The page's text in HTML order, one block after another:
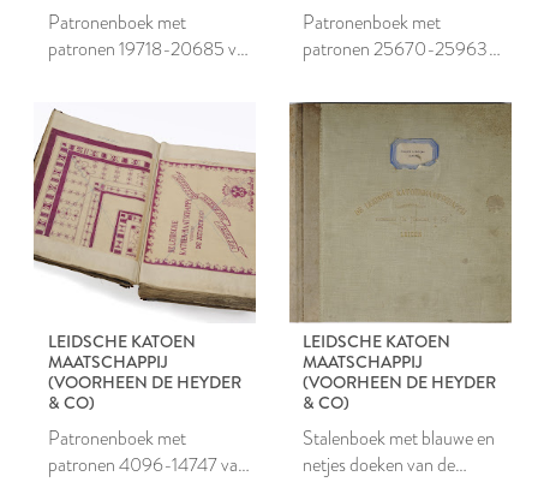
Patronenboek met
patronen 19718-20685 van
Maatschappij
Patronenboek met
patronen 25670-25963
Maatschappij
LEIDSCHE KATOEN
MAATSCHAPPIJ
(VOORHEEN DE HEYDER
& CO)
Patronenboek met
patronen 4096-14747 van
LEIDSCHE KATOEN
MAATSCHAPPIJ
(VOORHEEN DE HEYDER
& CO)
Stalenboek met blauwe en
netjes doeken van de